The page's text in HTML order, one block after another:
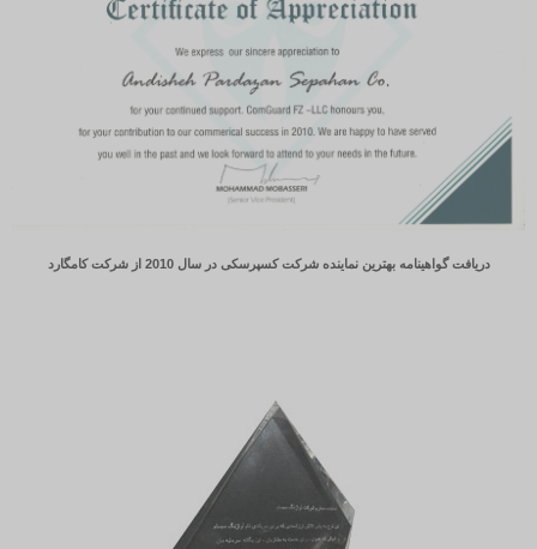
دریافت گواهینامه بهترین نماینده شرکت کسپرسکی در سال 2010 از شرکت کامگارد